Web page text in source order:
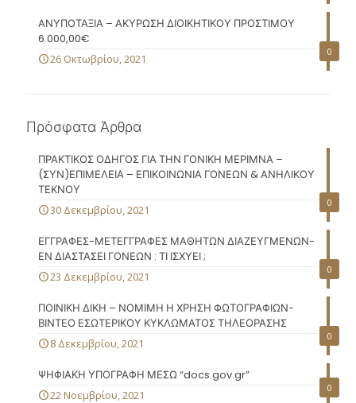
0
ΑΝΥΠΟΤΑΞΙΑ – ΑΚΥΡΩΣΗ ΔΙΟΙΚΗΤΙΚΟΥ ΠΡΟΣΤΙΜΟΥ
6.000,00€
26 Οκτωβρίου, 2021
Πρόσφατα Άρθρα
0
ΠΡΑΚΤΙΚΟΣ ΟΔΗΓΟΣ ΓΙΑ ΤΗΝ ΓΟΝΙΚΗ ΜΕΡΙΜΝΑ –
(ΣΥΝ)ΕΠΙΜΕΛΕΙΑ – ΕΠΙΚΟΙΝΩΝΙΑ ΓΟΝΕΩΝ & ΑΝΗΛΙΚΟΥ
ΤΕΚΝΟΥ
30 Δεκεμβρίου, 2021
0
ΕΓΓΡΑΦΕΣ-ΜΕΤΕΓΓΡΑΦΕΣ ΜΑΘΗΤΩΝ ΔΙΑΖΕΥΓΜΕΝΩΝ-
ΕΝ ΔΙΑΣΤΑΣΕΙ ΓΟΝΕΩΝ : ΤΙ ΙΣΧΥΕΙ ;
23 Δεκεμβρίου, 2021
0
ΠΟΙΝΙΚΗ ΔΙΚΗ – ΝΟΜΙΜΗ Η ΧΡΗΣΗ ΦΩΤΟΓΡΑΦΙΩΝ-
ΒΙΝΤΕΟ ΕΣΩΤΕΡΙΚΟΥ ΚΥΚΛΩΜΑΤΟΣ ΤΗΛΕΟΡΑΣΗΣ
8 Δεκεμβρίου, 2021
0
ΨΗΦΙΑΚΗ ΥΠΟΓΡΑΦΗ ΜΕΣΩ “docs.gov.gr”
22 Νοεμβρίου, 2021